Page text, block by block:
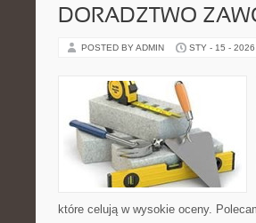
DORADZTWO
POSTED BY ADMIN STY - 15 - 2026
które celują w wysokie oceny.